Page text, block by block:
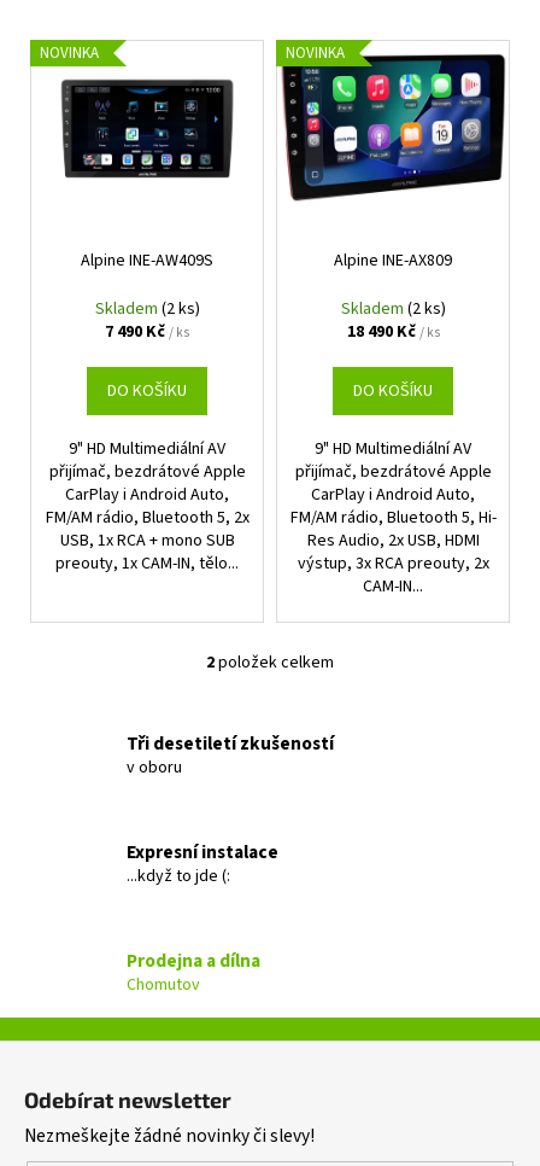
VNOVINKA
Alpine INE-AW409S
Skladem (2 ks)
7 490 Kč/ ks
DO KOŠÍKU
9" HD Multimediální AV
přijímač, bezdrátové Apple
CarPlay i Android Auto,
FM/AM rádio, Bluetooth 5, 2x
USB, 1x RCA + mono SUB
preouty, 1x CAM-IN, tělo...
NOVINKA
Alpine INE-AX809
Skladem (2 ks)
18 490 Kč/ ks
DO KOŠÍKU
9" HD Multimediální AV
přijímač, bezdrátové Apple
CarPlay i Android Auto,
FM/AM rádio, Bluetooth 5, Hi-
Res Audio, 2x USB, HDMI
výstup, 3x RCA preouty, 2x
CAM-IN...
O
l
á
í
v
ý
s
2položek celkem
Tři desetiletí zkušeností
v oboru
Expresní instalace
...když to jde (:
Prodejna a dílna
Chomutov
Odebírat newsletter
Nezmeškejte žádné novinky či slevy!